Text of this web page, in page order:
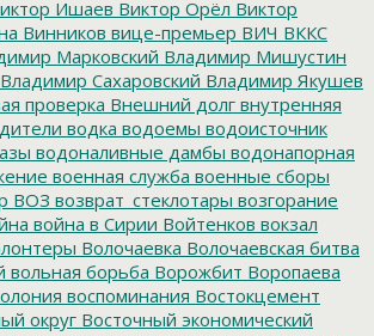
Ишаев Виктор Орёл Виктор
Винников вице-премьер ВИЧ ВККС
Марковский Владимир Мишустин
Владимир Сахаровский Владимир Якушев
проверка Внешний долг внутренняя
водка водоемы водоисточник
водоналивные дамбы водонапорная
военная служба военные сборы
ВОЗ возврат_стеклотары возгорание
война в Сирии Войтенков вокзал
Волочаевка Волочаевская битва
вольная борьба Ворожбит Воропаева
воспоминания Востокцемент
округ Восточный экономический